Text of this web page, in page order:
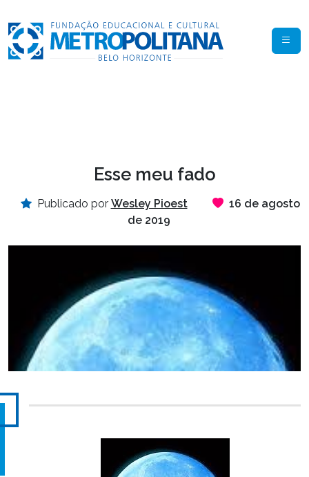
Esse meu fado
Publicado por Wesley Pioest
16 de agosto
de 2019